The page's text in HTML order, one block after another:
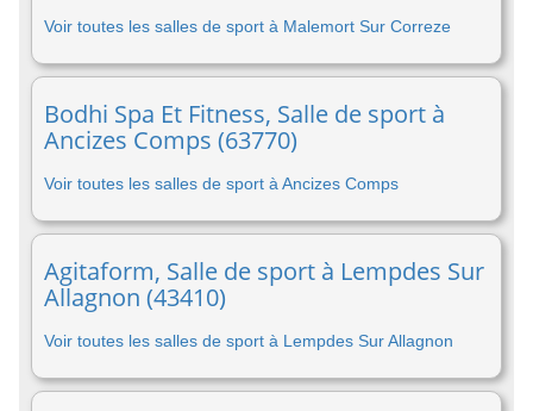
Voir toutes les salles de sport à Malemort Sur Correze
Bodhi Spa Et Fitness, Salle de sport à
Ancizes Comps (63770)
Voir toutes les salles de sport à Ancizes Comps
Agitaform, Salle de sport à Lempdes Sur
Allagnon (43410)
Voir toutes les salles de sport à Lempdes Sur Allagnon